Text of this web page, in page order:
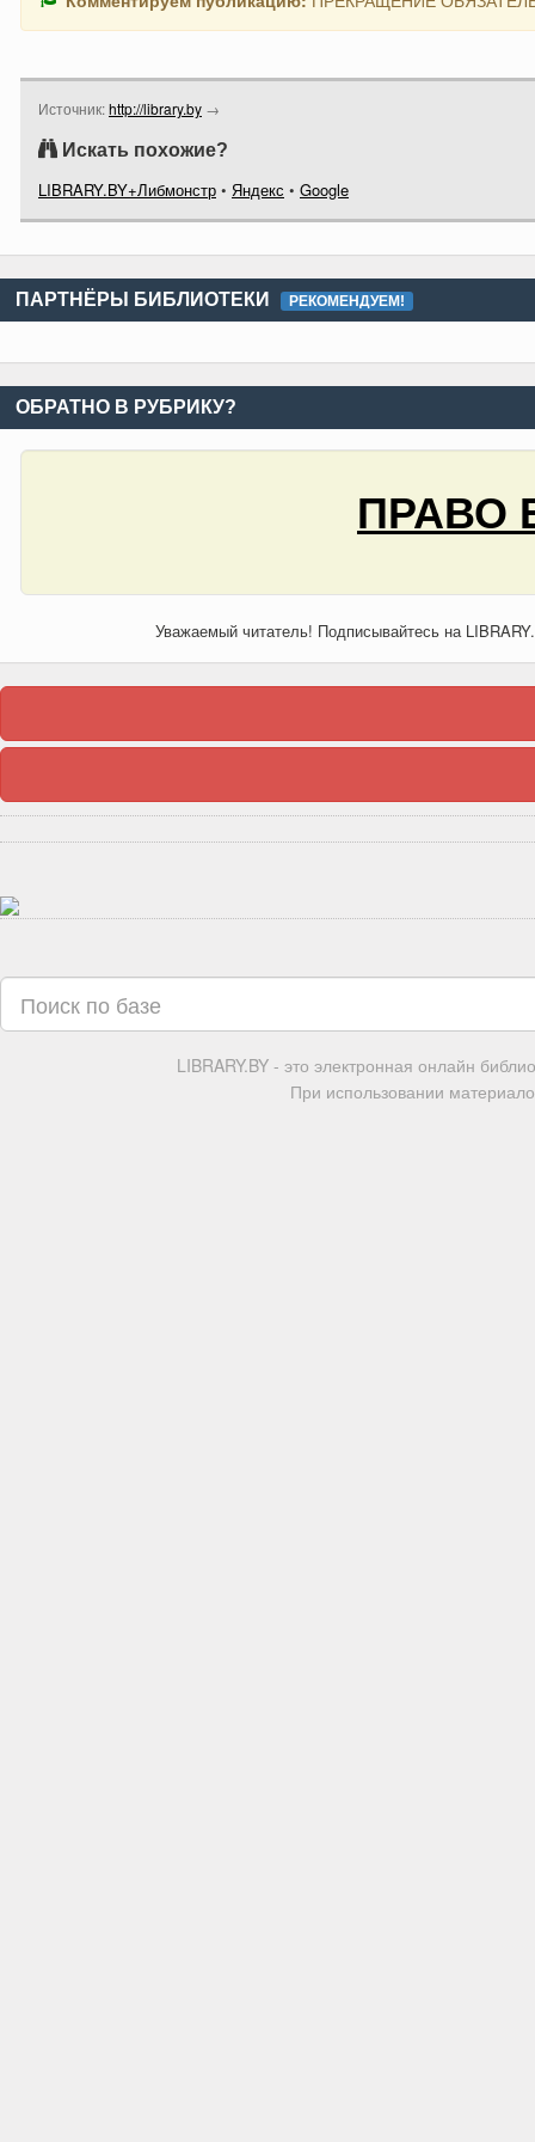
Источник:http://library.by →
Искать похожие?
LIBRARY.BY+Либмонстр • Яндекс • Google
ПАРТНЁРЫ БИБЛИОТЕКИ РЕКОМЕНДУЕМ!
ОБРАТНО В РУБРИКУ?
ПРАВО
Уважаемый читатель! Подписывайтесь на
LIBRARY.BY - это электронная онлайн
При использовании